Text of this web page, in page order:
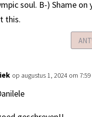
soul. B-) Shame on
this.
op augustus 1, 2024 om